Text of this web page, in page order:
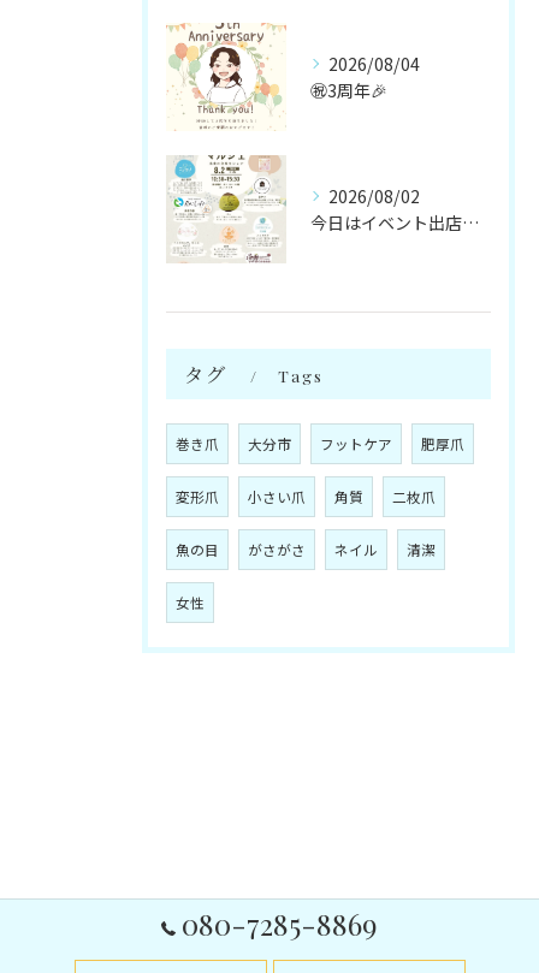
2026/08/04
㊗️3周年🎉
2026/08/02
今日はイベント出店です🌻
タグ Tags
巻き爪 大分市 フットケア 肥厚爪
変形爪 小さい爪 角質 二枚爪
魚の目 がさがさ ネイル 清潔
女性
080-7285-8869